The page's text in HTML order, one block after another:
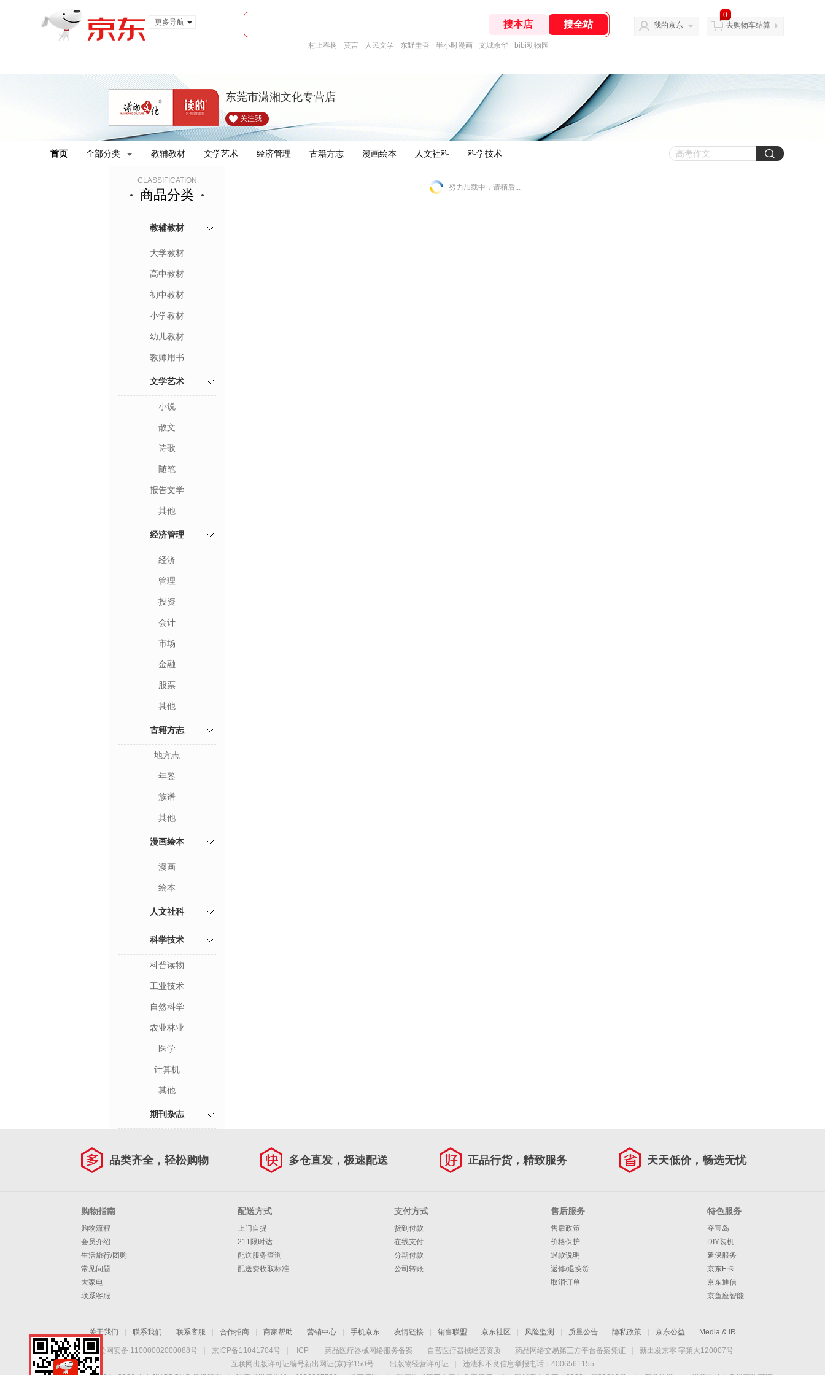
更多导航
村上春树 莫言 人民文学 东野圭吾 半小时漫画 文城余华 bibi动物园
我的京东
0
去购物车结算
东莞市潇湘文化专营店
关注我
首页 全部分类 教辅教材 文学艺术 经济管理 古籍方志 漫画绘本 人文社科 科学技术
CLASSIFICATION
商品分类
教辅教材
大学教材
高中教材
初中教材
小学教材
幼儿教材
教师用书
文学艺术
小说
散文
诗歌
随笔
报告文学
其他
经济管理
经济
管理
投资
会计
市场
金融
股票
其他
古籍方志
地方志
年鉴
族谱
其他
漫画绘本
漫画
绘本
人文社科
科学技术
科普读物
工业技术
自然科学
农业林业
医学
计算机
其他
期刊杂志
努力加载中，请稍后...
品类齐全，轻松购物 多仓直发，极速配送 正品行货，精致服务 天天低价，畅选无忧
购物指南
购物流程
会员介绍
生活旅行/团购
常见问题
大家电
联系客服
配送方式
上门自提
211限时达
配送服务查询
配送费收取标准
支付方式
货到付款
在线支付
分期付款
公司转账
售后服务
售后政策
价格保护
退款说明
返修/退换货
取消订单
特色服务
夺宝岛
DIY装机
延保服务
京东E卡
京东通信
京鱼座智能
关于我们 联系我们 联系客服 合作招商 商家帮助 营销中心 手机京东 友情链接 销售联盟 京东社区 风险监测 质量公告 隐私政策 京东公益 Media & IR
京公网安备 11000002000088号 京ICP备11041704号 ICP 药品医疗器械网络服务备案 自营医疗器械经营资质 药品网络交易第三方平台备案凭证
新出发京零 字第大120007号
互联网出版许可证编号新出网证(京)字150号
出版物经营许可证
违法和不良信息举报电话：4006561155